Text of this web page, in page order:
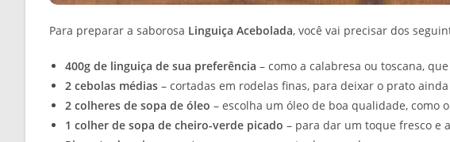
Para preparar a saborosa Linguiça Acebolada, você vai precisar dos
400g de linguiça de sua preferência – como a calabresa ou toscana,
2 cebolas médias – cortadas em rodelas finas, para deixar o prato
2 colheres de sopa de óleo – escolha um óleo de boa qualidade,
1 colher de sopa de cheiro-verde picado – para dar um toque fresco e